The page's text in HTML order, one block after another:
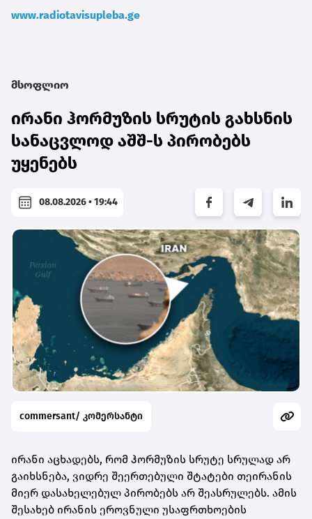
www.radiotavisupleba.ge
მსოფლიო
ირანი ჰორმუზის სრუტის გახსნის
სანაცვლოდ აშშ-ს პირობებს
უყენებს
08.08.2026 • 19:44
commersant/ კომერსანტი
ირანი აცხადებს, რომ ჰორმუზის სრუტე სრულად არ
გაიხსნება, ვიდრე შეერთებული შტატები თეირანის
მიერ დასახელებულ პირობებს არ შეასრულებს. ამის
შესახებ ირანის ეროვნული უსაფრთხოების